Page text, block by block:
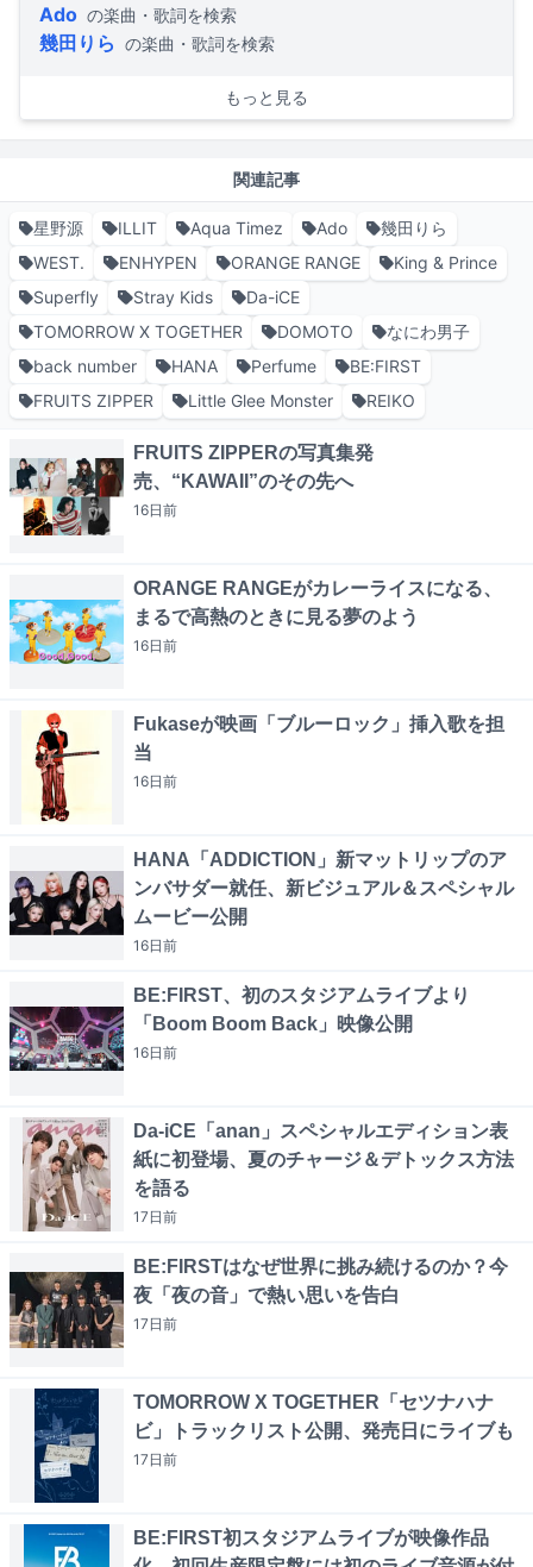
Ado の楽曲・歌詞を検索
幾田りら の楽曲・歌詞を検索
もっと見る
関連記事
星野源 ILLIT Aqua Timez Ado
幾田りら
WEST.
ENHYPEN ORANGE RANGE
King & Prince
Superfly
Stray Kids
Da-iCE
TOMORROW X TOGETHER
DOMOTO
なにわ男子
back number
HANA Perfume
BE:FIRST
FRUITS ZIPPER
Little Glee Monster REIKO
FRUITS ZIPPERの写真集発
売、“KAWAII”のその先へ
16日前
ORANGE RANGEがカレーライスになる、
まるで高熱のときに見る夢のよう
16日前
Fukaseが映画「ブルーロック」挿入歌を担
当
16日前
HANA「ADDICTION」新マットリップのア
ンバサダー就任、新ビジュアル＆スペシャル
ムービー公開
16日前
BE:FIRST、初のスタジアムライブより
「Boom Boom Back」映像公開
16日前
Da-iCE「anan」スペシャルエディション表
紙に初登場、夏のチャージ＆デトックス方法
を語る
17日前
BE:FIRSTはなぜ世界に挑み続けるのか？今
夜「夜の音」で熱い思いを告白
17日前
TOMORROW X TOGETHER「セツナハナ
ビ」トラックリスト公開、発売日にライブも
17日前
BE:FIRST初スタジアムライブが映像作品